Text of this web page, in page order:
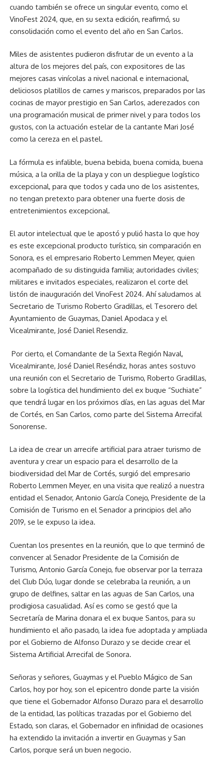
cuando también se ofrece un singular evento, como el
VinoFest 2024, que, en su sexta edición, reafirmó, su
consolidación como el evento del año en San Carlos.
Miles de asistentes pudieron disfrutar de un evento a la
altura de los mejores del país, con expositores de las
mejores casas vinícolas a nivel nacional e internacional,
deliciosos platillos de carnes y mariscos, preparados por las
cocinas de mayor prestigio en San Carlos, aderezados con
una programación musical de primer nivel y para todos los
gustos, con la actuación estelar de la cantante Mari José
como la cereza en el pastel.
La fórmula es infalible, buena bebida, buena comida, buena
música, a la orilla de la playa y con un despliegue logístico
excepcional, para que todos y cada uno de los asistentes,
no tengan pretexto para obtener una fuerte dosis de
entretenimientos excepcional.
El autor intelectual que le apostó y pulió hasta lo que hoy
es este excepcional producto turístico, sin comparación en
Sonora, es el empresario Roberto Lemmen Meyer, quien
acompañado de su distinguida familia; autoridades civiles;
militares e invitados especiales, realizaron el corte del
listón de inauguración del VinoFest 2024. Ahí saludamos al
Secretario de Turismo Roberto Gradillas, el Tesorero del
Ayuntamiento de Guaymas, Daniel Apodaca y el
Vicealmirante, José Daniel Resendiz.
Por cierto, el Comandante de la Sexta Región Naval,
Vicealmirante, José Daniel Reséndiz, horas antes sostuvo
una reunión con el Secretario de Turismo, Roberto Gradillas,
sobre la logística del hundimiento del ex buque “Suchiate”
que tendrá lugar en los próximos días, en las aguas del Mar
de Cortés, en San Carlos, como parte del Sistema Arrecifal
Sonorense.
La idea de crear un arrecife artificial para atraer turismo de
aventura y crear un espacio para el desarrollo de la
biodiversidad del Mar de Cortés, surgió del empresario
Roberto Lemmen Meyer, en una visita que realizó a nuestra
entidad el Senador, Antonio García Conejo, Presidente de la
Comisión de Turismo en el Senador a principios del año
2019, se le expuso la idea.
Cuentan los presentes en la reunión, que lo que terminó de
convencer al Senador Presidente de la Comisión de
Turismo, Antonio García Conejo, fue observar por la terraza
del Club Dúo, lugar donde se celebraba la reunión, a un
grupo de delfines, saltar en las aguas de San Carlos, una
prodigiosa casualidad. Así es como se gestó que la
Secretaría de Marina donara el ex buque Santos, para su
hundimiento el año pasado, la idea fue adoptada y ampliada
por el Gobierno de Alfonso Durazo y se decide crear el
Sistema Artificial Arrecifal de Sonora.
Señoras y señores, Guaymas y el Pueblo Mágico de San
Carlos, hoy por hoy, son el epicentro donde parte la visión
que tiene el Gobernador Alfonso Durazo para el desarrollo
de la entidad, las políticas trazadas por el Gobierno del
Estado, son claras, el Gobernador en infinidad de ocasiones
ha extendido la invitación a invertir en Guaymas y San
Carlos, porque será un buen negocio.